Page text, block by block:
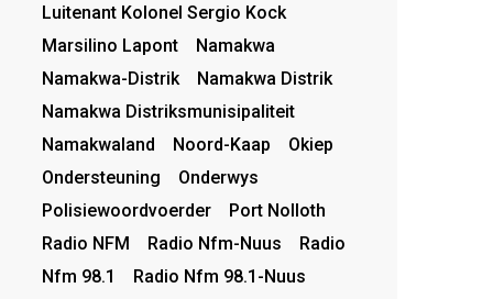
Luitenant Kolonel Sergio Kock
Marsilino Lapont
Namakwa
Namakwa-Distrik
Namakwa Distrik
Namakwa Distriksmunisipaliteit
Namakwaland
Noord-Kaap
Okiep
Ondersteuning
Onderwys
Polisiewoordvoerder
Port Nolloth
Radio NFM
Radio Nfm-Nuus
Radio
Nfm 98.1
Radio Nfm 98.1-Nuus